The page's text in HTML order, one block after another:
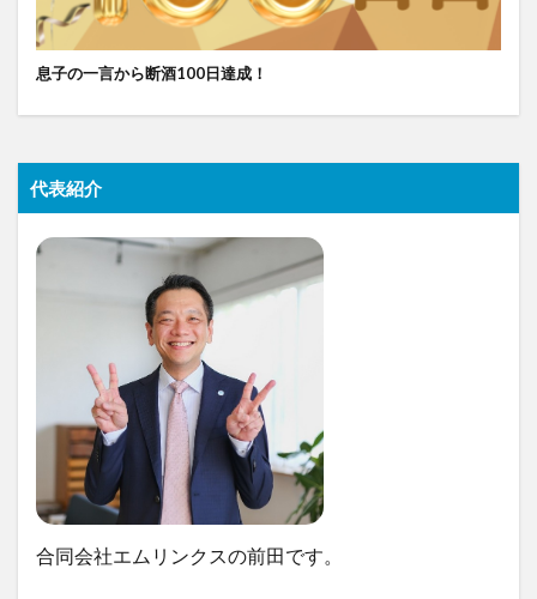
息子の一言から断酒100日達成！
代表紹介
合同会社エムリンクスの前田です。